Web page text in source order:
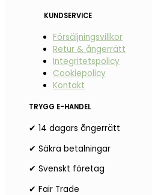
KUNDSERVICE
Försäljningsvillkor
Retur & ångerrätt
Integritetspolicy
Cookiepolicy
Kontakt
TRYGG E-HANDEL
✔ 14 dagars ångerrätt
✔ Säkra betalningar
✔ Svenskt företag
✔ Fair Trade